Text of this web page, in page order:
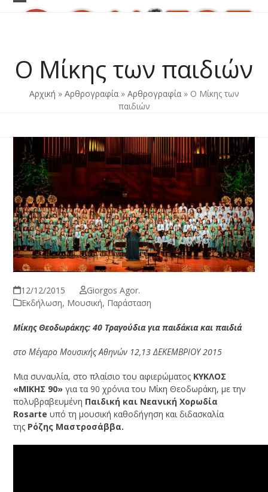
Skip
Open
Close
Ο Μίκης των παιδιών
Αρχική » Αρθρογραφία» Αρθρογραφία» Ο Μίκης των
παιδιών
12/12/2015
Giorgos Agor.
Εκδήλωση, Μουσική, Παράσταση
Μίκης Θεοδωράκης: 40 Τραγούδια για παιδάκια και παιδιά
στο Μέγαρο Μουσικής Αθηνών 12,13 ΔΕΚΕΜΒΡΙΟΥ 2015
Μια συναυλία, στο πλαίσιο του αφιερώματος ΚΥΚΛΟΣ
«ΜΙΚΗΣ 90»για τα 90 χρόνια του Μίκη Θεοδωράκη, με την
πολυβραβευμένη Παιδική και Νεανική Χορωδία
Rosarte υπό τη μουσική καθοδήγηση και διδασκαλία
της Ρόζης Μαστροσάββα.